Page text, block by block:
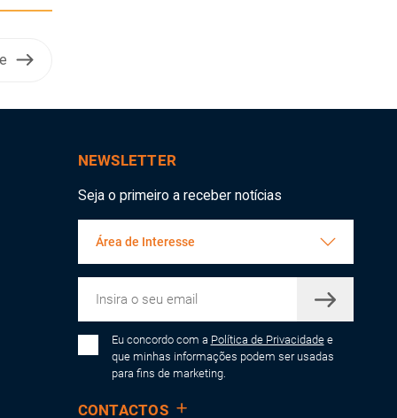
CONTACTOS
NEWSLETTER
Seja o primeiro a receber notícias
Área de Interesse
Eu concordo com a Política de Privacidadee
que minhas informações podem ser usadas
para fins de marketing.